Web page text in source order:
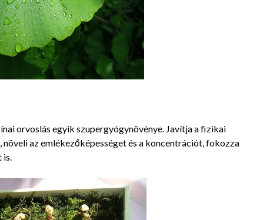
orvoslás egyik szupergyógynövénye. Javítja a fizikai
az emlékezőképességet és a koncentrációt, fokozza
is.